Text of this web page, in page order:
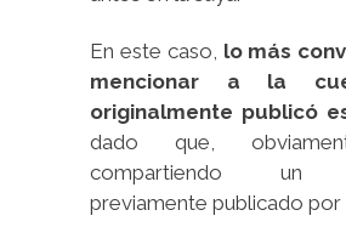
En este caso, lo más
mencionar a la
originalmente publicó
dado que,
compartiendo un
previamente publicado por